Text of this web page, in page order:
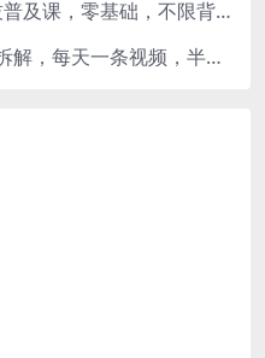
人人可学的AI与前沿科技普及课，零基础，不限背景通俗易懂，深入浅出-暖阳网
最近爆火的心理学账号拆解，每天一条视频，半个小时解决，轻松日入三百+-暖阳网